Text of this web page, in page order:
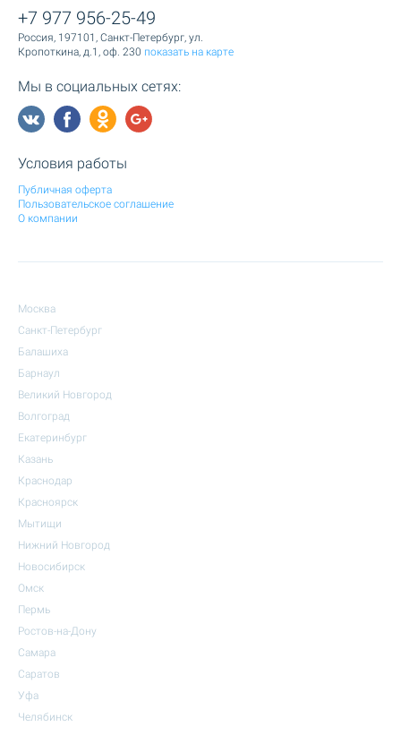
+7 977 956-25-49
Россия, 197101, Санкт-Петербург, ул.
Кропоткина, д.1, оф. 230 показать на карте
Мы в социальных сетях:
Условия работы
Публичная оферта
Пользовательское соглашение
О компании
Москва
Санкт-Петербург
Балашиха
Барнаул
Великий Новгород
Волгоград
Екатеринбург
Казань
Краснодар
Красноярск
Мытищи
Нижний Новгород
Новосибирск
Омск
Пермь
Ростов-на-Дону
Самара
Саратов
Уфа
Челябинск